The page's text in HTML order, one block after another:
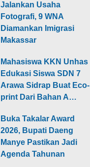
Jalankan Usaha
Fotografi, 9 WNA
Diamankan Imigrasi
Makassar
Mahasiswa KKN Unhas
Edukasi Siswa SDN 7
Arawa Sidrap Buat Eco-
print Dari Bahan A…
Buka Takalar Award
2026, Bupati Daeng
Manye Pastikan Jadi
Agenda Tahunan